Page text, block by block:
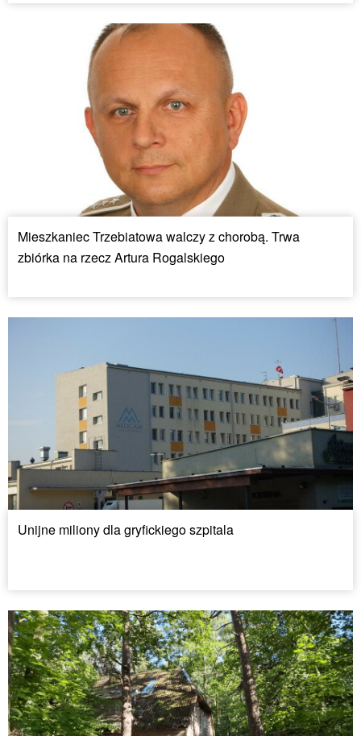
Mieszkaniec Trzebiatowa walczy z chorobą. Trwa
zbiórka na rzecz Artura Rogalskiego
Unijne miliony dla gryfickiego szpitala